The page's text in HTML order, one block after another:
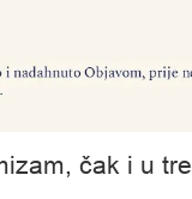
čak i u